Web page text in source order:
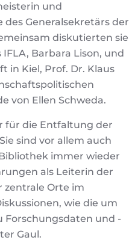
und
des Generalsekretärs der
diskutierten sie
Barbara Lison, und
in Kiel, Prof. Dr. Klaus
von Ellen Schweda.
für die Entfaltung der
sind vor allem auch
immer wieder
als Leiterin der
Orte im
wie die um
Forschungsdaten und -
Gaul.